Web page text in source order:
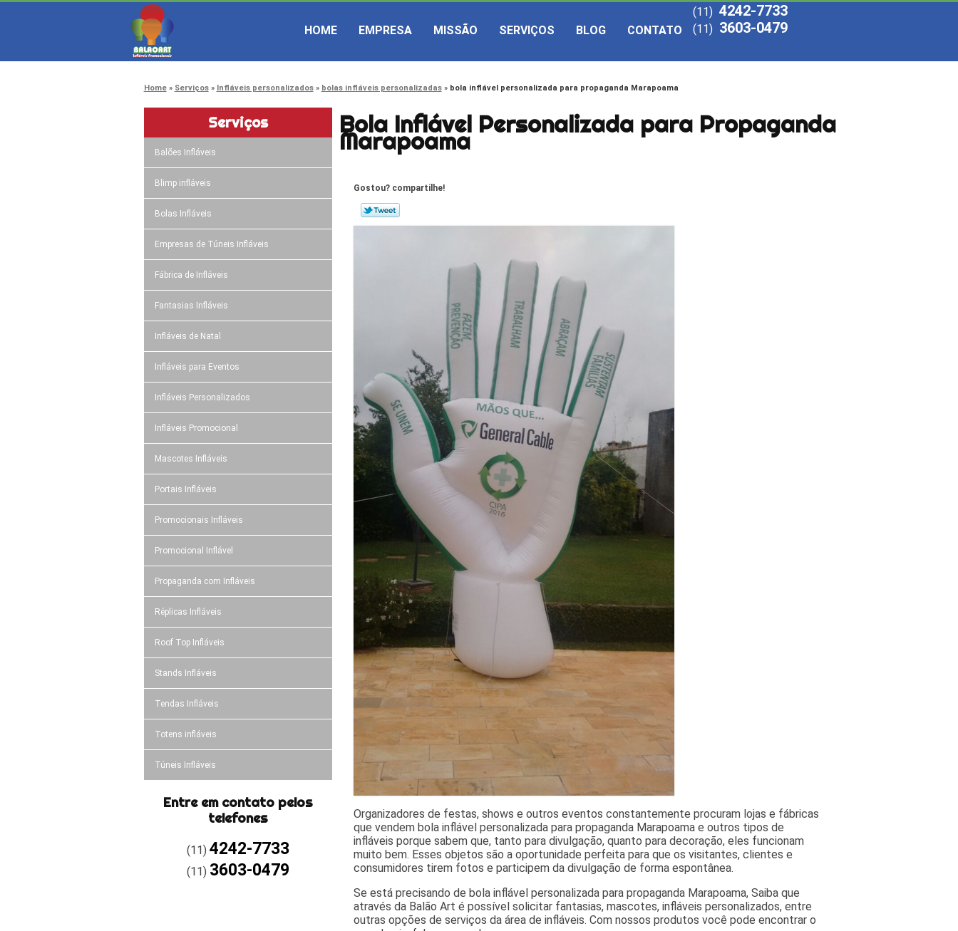
HOME EMPRESA MISSÃO SERVIÇOS BLOG CONTATO
(11) 4242-7733
(11) 3603-0479
Home Serviços Infláveis personalizados bolas infláveis personalizadas bola inflável personalizada para propaganda Marapoama
Serviços
Balões Infláveis
Blimp infláveis
Bolas Infláveis
Empresas de Túneis Infláveis
Fábrica de Infláveis
Fantasias Infláveis
Infláveis de Natal
Infláveis para Eventos
Infláveis Personalizados
Infláveis Promocional
Mascotes Infláveis
Portais Infláveis
Promocionais Infláveis
Promocional Inflável
Propaganda com Infláveis
Réplicas Infláveis
Roof Top Infláveis
Stands Infláveis
Tendas Infláveis
Totens infláveis
Túneis Infláveis
Entre em contato pelos
telefones
(11) 4242-7733
(11) 3603-0479
Bola Inflável Personalizada para Propaganda
Marapoama
Gostou? compartilhe!
Organizadores de festas, shows e outros eventos constantemente procuram lojas e fábricas
que vendem bola inflável personalizada para propaganda Marapoama e outros tipos de
infláveis porque sabem que, tanto para divulgação, quanto para decoração, eles funcionam
muito bem. Esses objetos são a oportunidade perfeita para que os visitantes, clientes e
consumidores tirem fotos e participem da divulgação de forma espontânea.
Se está precisando de bola inflável personalizada para propaganda Marapoama, Saiba que
através da Balão Art é possível solicitar fantasias, mascotes, infláveis personalizados, entre
outras opções de serviços da área de infláveis. Com nossos produtos você pode encontrar o